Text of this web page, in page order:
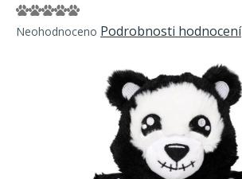
Průměrné
hodnocení
Neohodnoceno Podrobnosti hodnocení